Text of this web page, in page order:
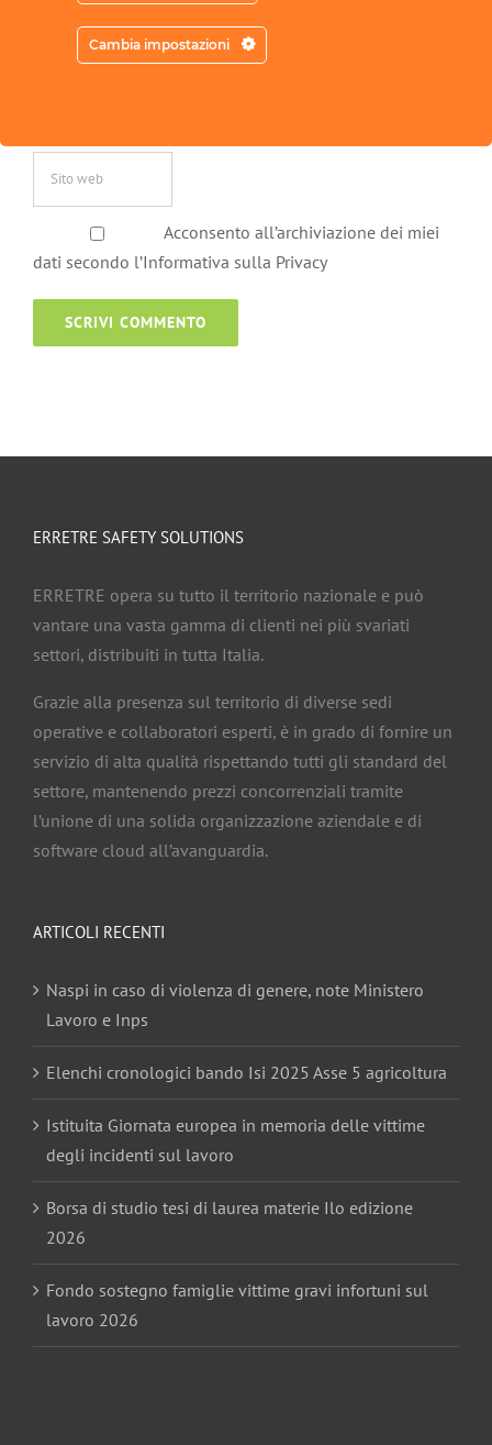
Acconsento all’archiviazione dei miei
dati secondo l’Informativa sulla Privacy
ERRETRE SAFETY SOLUTIONS
ERRETRE opera su tutto il territorio nazionale e può
vantare una vasta gamma di clienti nei più svariati
settori, distribuiti in tutta Italia.
Grazie alla presenza sul territorio di diverse sedi
operative e collaboratori esperti, è in grado di fornire un
servizio di alta qualità rispettando tutti gli standard del
settore, mantenendo prezzi concorrenziali tramite
l’unione di una solida organizzazione aziendale e di
software cloud all’avanguardia.
ARTICOLI RECENTI
Naspi in caso di violenza di genere, note Ministero
Lavoro e Inps
Elenchi cronologici bando Isi 2025 Asse 5 agricoltura
Istituita Giornata europea in memoria delle vittime
degli incidenti sul lavoro
Borsa di studio tesi di laurea materie Ilo edizione
2026
Fondo sostegno famiglie vittime gravi infortuni sul
lavoro 2026
Cambia impostazioni